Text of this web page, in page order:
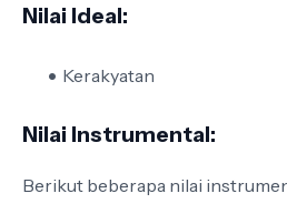
Nilai Ideal:
Kerakyatan
Nilai Instrumental:
Berikut beberapa nilai